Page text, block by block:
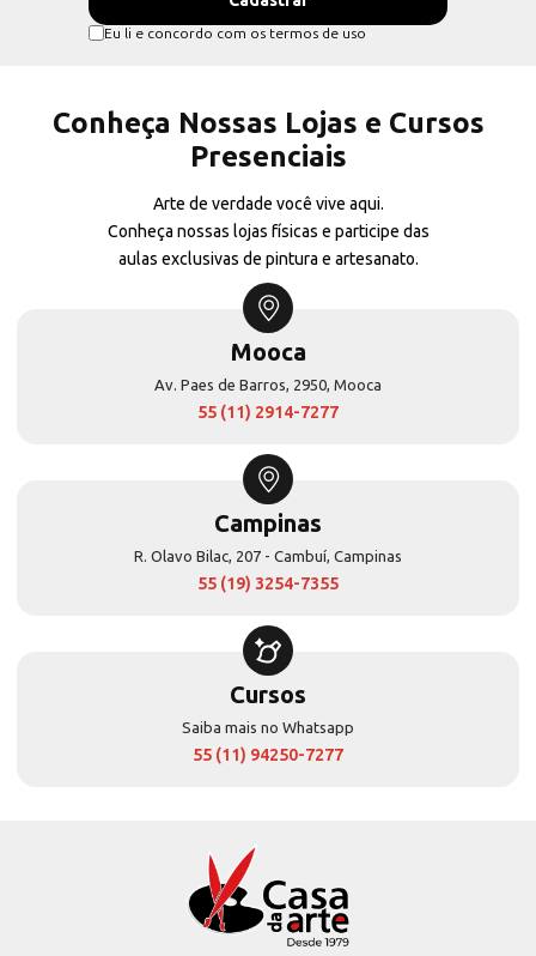
Eu li e concordo com os termos de uso
Conheça Nossas Lojas e Cursos
Presenciais
Arte de verdade você vive aqui.
Conheça nossas lojas físicas e participe das
aulas exclusivas de pintura e artesanato.
Mooca
Av. Paes de Barros, 2950, Mooca
55 (11) 2914-7277
Campinas
R. Olavo Bilac, 207 - Cambuí, Campinas
55 (19) 3254-7355
Cursos
Saiba mais no Whatsapp
55 (11) 94250-7277